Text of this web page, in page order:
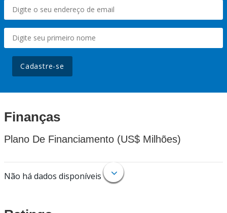
Cadastre-se
Finanças
Plano De Financiamento (US$ Milhões)
Não há dados disponíveis